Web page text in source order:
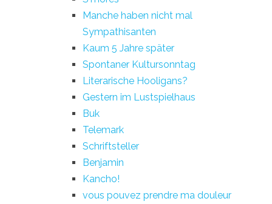
Manche haben nicht mal
Sympathisanten
Kaum 5 Jahre später
Spontaner Kultursonntag
Literarische Hooligans?
Gestern im Lustspielhaus
Buk
Telemark
Schriftsteller
Benjamin
Kancho!
vous pouvez prendre ma douleur